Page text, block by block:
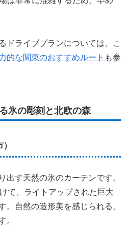
ドライブプランについては、こ
的な関東のおすすめルート も参
氷の彫刻と北欧の森
出す天然の氷のカーテンです。
て、ライトアップされた巨大
。自然の造形美を感じられる、
。